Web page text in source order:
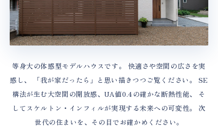
等身大の体感型モデルハウスです。
快適さや空間の広さを実
感し、
「我が家だったら」と思い描きつつご覧ください。
SE
構法が生む大空間の開放感、UA値0.4の確かな断熱性能、
そ
してスケルトン・インフィルが実現する未来への可変性。
次
世代の住まいを、その目でお確かめください。